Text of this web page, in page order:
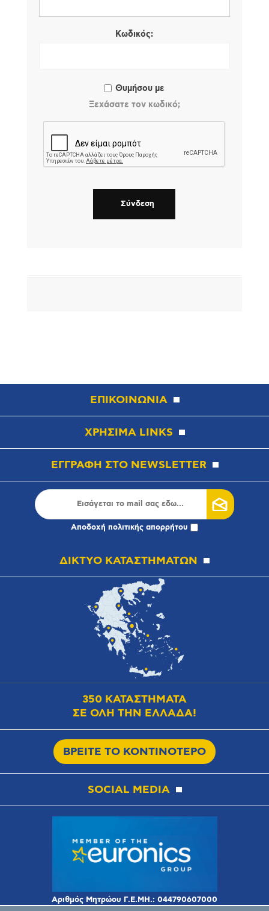
Κωδικός:
Θυμήσου με
Ξεχάσατε τον κωδικό;
ΕΠΙΚΟΙΝΩΝΙΑ
ΧΡΗΣΙΜΑ LINKS
ΕΓΓΡΑΦΗ ΣΤΟ NEWSLETTER
Αποδοχή πολιτικής απορρήτου
ΔΙΚΤΥΟ ΚΑΤΑΣΤΗΜΑΤΩΝ
350 ΚΑΤΑΣΤΗΜΑΤΑ
ΣΕ ΟΛΗ ΤΗΝ ΕΛΛΑΔΑ!
ΒΡΕΙΤΕ ΤΟ ΚΟΝΤΙΝΟΤΕΡΟ
SOCIAL MEDIA